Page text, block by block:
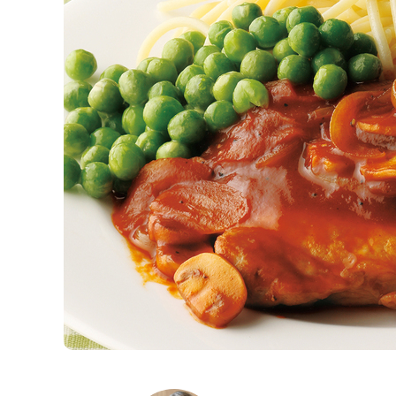
K
エ
デ
ュ
ケ
ー
シ
ョ
ナ
ル
「
み
な
の
き
ょ
う